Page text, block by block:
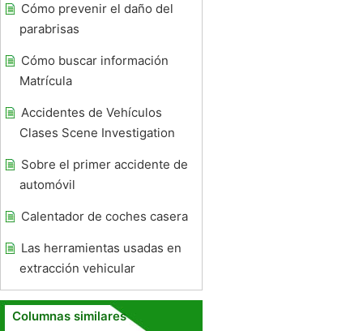
Cómo prevenir el daño del
parabrisas
Cómo buscar información
Matrícula
Accidentes de Vehículos
Clases Scene Investigation
Sobre el primer accidente de
automóvil
Calentador de coches casera
Las herramientas usadas en
extracción vehicular
Columnas similares